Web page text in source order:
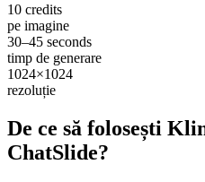
10 credits
pe imagine
30–45 seconds
timp de generare
1024×1024
rezoluție
De ce să folosești
ChatSlide?